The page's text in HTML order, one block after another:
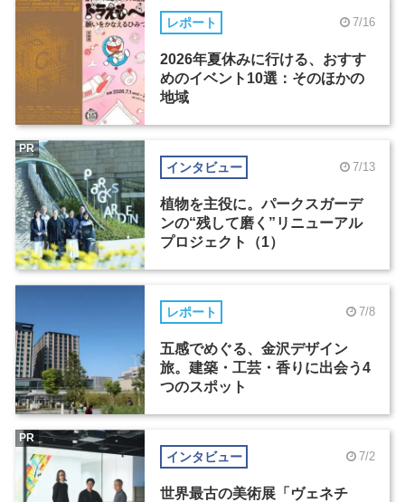
レポート 7/16
2026年夏休みに行ける、おすす
めのイベント10選：そのほかの
地域
インタビュー 7/13
植物を主役に。パークスガーデ
ンの“残して磨く”リニューアル
プロジェクト（1）
PR
レポート 7/8
五感でめぐる、金沢デザイン
旅。建築・工芸・香りに出会う4
つのスポット
インタビュー 7/2
世界最古の美術展「ヴェネチ
PR